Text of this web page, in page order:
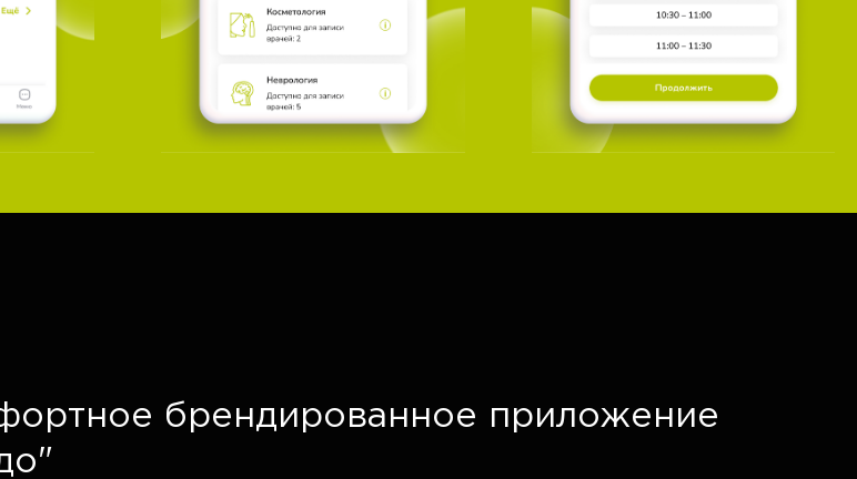
брендированное приложение